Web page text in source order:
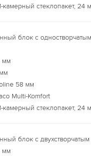
камерный стеклопакет, 24
блок с одностворчатым
мм
мм
58 мм
Multi-Komfort
камерный стеклопакет, 24
блок с
мм